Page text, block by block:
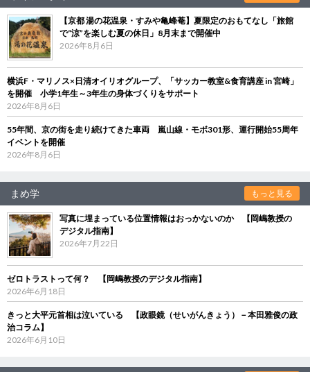
【京都 湯の花温泉・すみや亀峰菴】夏限定のおもてなし「旅館
で“涼”を楽しむ夏の休日」8月末まで開催中
2026年8月6日
横浜F・マリノス×日清オイリオグループ、「サッカー教室&食育講座 in 宮崎」
を開催 小学1年生～3年生の身体づくりをサポート
2026年8月6日
55年間、京の街を走り続けてきた車両 嵐山線・モボ301形、運行開始55周年
イベントを開催
2026年8月6日
まめ学 もっと見る
写真に埋まっている位置情報はおっかないのか 【岡嶋教授の
デジタル指南】
2026年7月22日
ゼロトラストって何？ 【岡嶋教授のデジタル指南】
2026年6月18日
きっと大平元首相は泣いている 【政眼鏡（せいがんきょう）－本田雅俊の政
治コラム】
2026年6月10日